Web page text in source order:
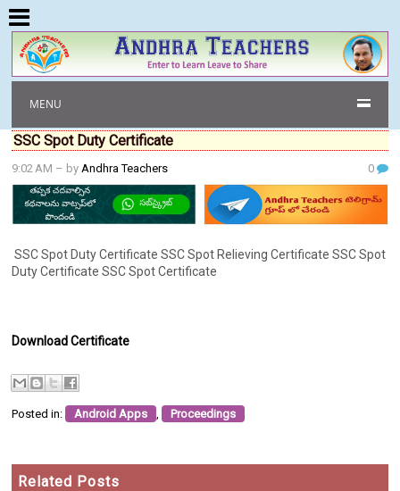
MENU
SSC Spot Duty Certificate
9:02 AM – byAndhra Teachers 0
SSC Spot Duty Certificate SSC Spot Relieving Certificate SSC Spot
Duty Certificate SSC Spot Certificate
Download Certificate
Posted in: Android Apps , Proceedings
Related Posts